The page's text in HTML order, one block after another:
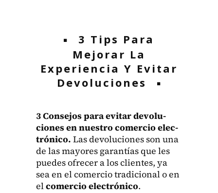
3 Tips Para
Mejorar La
Experiencia Y Evitar
Devoluciones
3 Con­se­jos para evi­tar devolu­
ciones en nue­stro com­er­cio elec­
tróni­co. Las devolu­ciones son una
de las may­ores garan­tías que les
puedes ofre­cer a los clientes, ya
sea en el com­er­cio tradi­cional o en
elcom­er­cio elec­tróni­co.